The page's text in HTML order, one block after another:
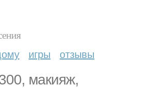
игры отзывы
макияж,